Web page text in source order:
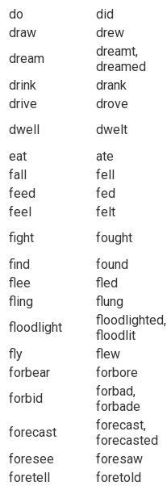
do
did
draw
drew
dream
dreamt,
dreamed
drink
drank
drive
drove
dwell
dwelt
eat
ate
fall
fell
feed
fed
feel
felt
fight
fought
find
found
flee
fled
fling
flung
floodlight
floodlighted,
floodlit
fly
flew
forbear
forbore
forbid
forbad,
forbade
forecast
forecast,
forecasted
foresee
foresaw
foretell
foretold